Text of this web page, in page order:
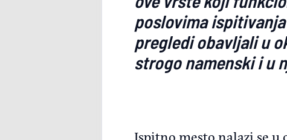
poslovima
pregledi obavljali u
strogo namenski i u